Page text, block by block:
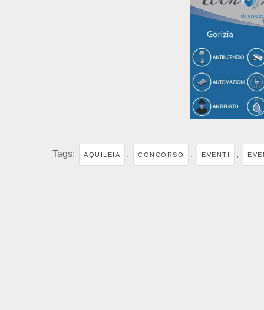
Tags: AQUILEIA , CONCORSO , EVENTI ,